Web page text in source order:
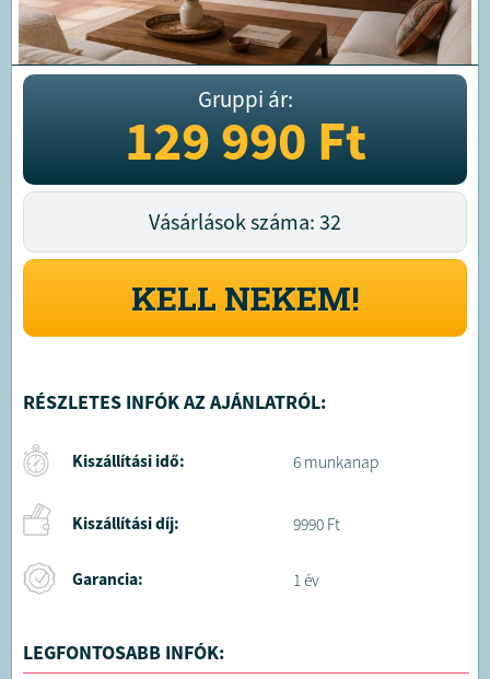
Gruppi ár:
129 990Ft
Vásárlások száma: 32
KELL NEKEM!
RÉSZLETES INFÓK AZ AJÁNLATRÓL:
Kiszállítási idő: 6 munkanap
Kiszállítási díj: 9990 Ft
Garancia: 1 év
LEGFONTOSABB INFÓK: